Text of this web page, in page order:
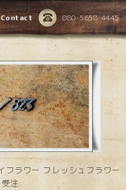
080-5658-4445
Contact
フラワー フレッシュフラワー
注